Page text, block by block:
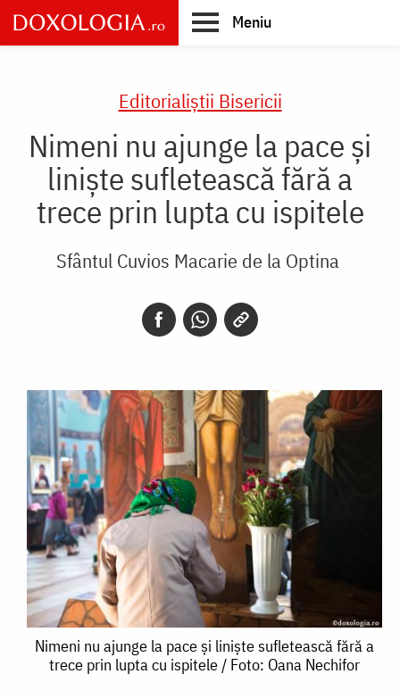
Skip
to
main
Meniu
Editorialiștii Bisericii
Nimeni nu ajunge la pace și
liniște sufletească fără a
trece prin lupta cu ispitele
Sfântul Cuvios Macarie de la Optina
Nimeni
Nimeni nu ajunge la pace și liniște sufletească fără a
trece prin lupta cu ispitele / Foto: Oana Nechifor